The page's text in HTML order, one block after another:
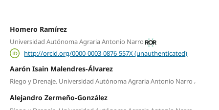
Homero Ramírez
Universidad Autónoma Agraria Antonio Narro
http://orcid.org/0000-0003-0876-557X (unauthenticated)
Aarón Isain Malendres-Álvarez
Riego y Drenaje. Universidad Autónoma Agraria Antonio Narro ,
Alejandro Zermeño-González